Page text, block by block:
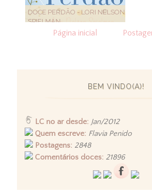
DOCE PERDÃO - LORI NELSON
SPIELMAN
Página inicial
BEM VINDO(A)!
LC no ar desde: Jan/2012
Quem escreve: Flavia Penido
Postagens: 2848
Comentários doces: 21896